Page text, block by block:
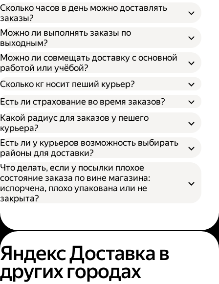
Сколько часов в день можно доставлять
заказы?
Можно ли выполнять заказы по
выходным?
Можно ли совмещать доставку с основной
работой или учёбой?
Сколько кг носит пеший курьер?
Есть ли страхование во время заказов?
Какой радиус для заказов у пешего
курьера?
Есть ли у курьеров возможность выбирать
районы для доставки?
Что делать, если у посылки плохое
состояние заказа по вине магазина:
испорчена, плохо упакована или не
закрыта?
Яндекс Доставка в
других городах